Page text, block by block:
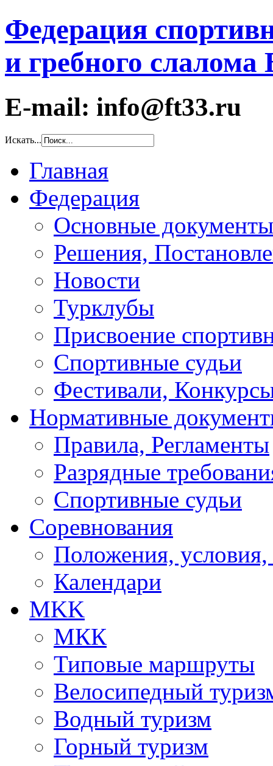
Федерация
и гребного
E-mail: info@ft33.ru
Искать...
Главная
Федерация
Основные документы
Решения,
Новости
Турклубы
Присвоение
Спортивные судьи
Фестивали,
Нормативные
Правила, Регламенты
Разрядные
Спортивные судьи
Соревнования
Положения, условия,
Календари
MKK
МКК
Типовые маршруты
Велосипедный
Водный туризм
Горный туризм